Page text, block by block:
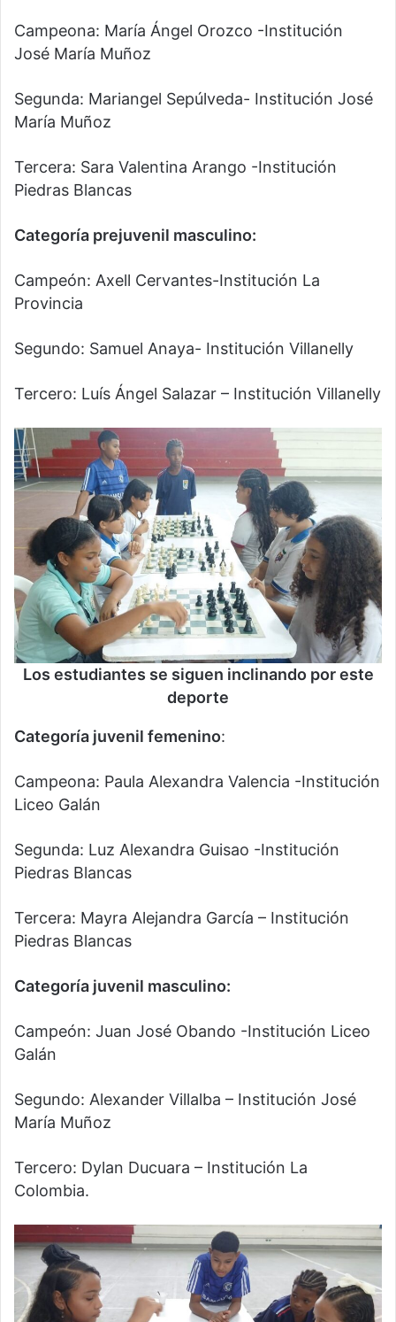
Campeona: María Ángel Orozco -Institución
José María Muñoz
Segunda: Mariangel Sepúlveda- Institución José
María Muñoz
Tercera: Sara Valentina Arango -Institución
Piedras Blancas
Categoría prejuvenil masculino:
Campeón: Axell Cervantes-Institución La
Provincia
Segundo: Samuel Anaya- Institución Villanelly
Tercero: Luís Ángel Salazar – Institución Villanelly
Los estudiantes se siguen inclinando por este
deporte
Categoría juvenil femenino:
Campeona: Paula Alexandra Valencia -Institución
Liceo Galán
Segunda: Luz Alexandra Guisao -Institución
Piedras Blancas
Tercera: Mayra Alejandra García – Institución
Piedras Blancas
Categoría juvenil masculino:
Campeón: Juan José Obando -Institución Liceo
Galán
Segundo: Alexander Villalba – Institución José
María Muñoz
Tercero: Dylan Ducuara – Institución La
Colombia.